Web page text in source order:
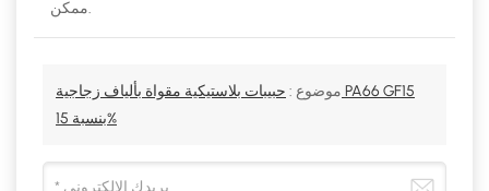
ممكن.
موضوع : حبيبات بلاستيكية مقواة بألياف زجاجية PA66 GF15
بنسبة 15%